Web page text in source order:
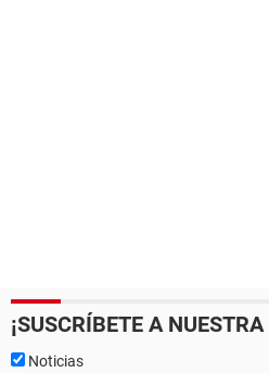
¡SUSCRÍBETE A
Noticias